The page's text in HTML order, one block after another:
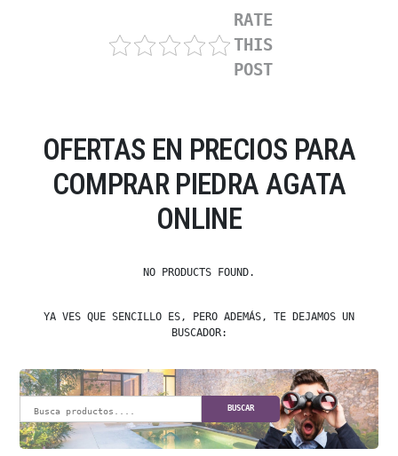
RATE
THIS
POST
OFERTAS EN PRECIOS PARA
COMPRAR PIEDRA AGATA
ONLINE
NO PRODUCTS FOUND.
YA VES QUE SENCILLO ES, PERO ADEMÁS, TE DEJAMOS UN
BUSCADOR:
BUSCAR